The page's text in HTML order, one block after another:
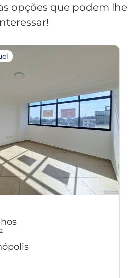
opções que podem lhe